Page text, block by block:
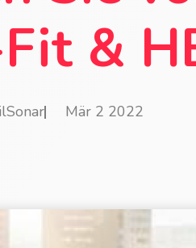
&
Mär 2 2022